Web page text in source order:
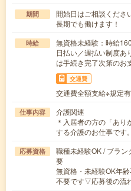
期間
開始日はご相談くだ
長期でも働けます！
時給
無資格未経験：時給
日払い／週払い制度あ
は手続き完了次第のお
交通費
交通費全額支給※規定有
仕事内容
介護関連
＊入居者の方の「あり
する介護のお仕事で
応募資格
職種未経験OK / ブラ
要
無資格・未経験OK年
不要です▽応募後の流